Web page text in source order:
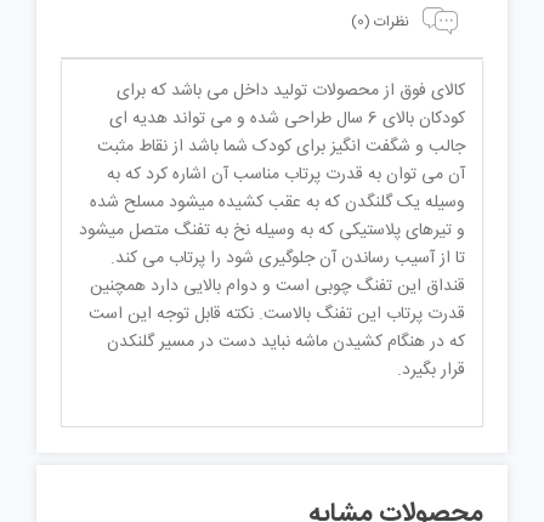
نظرات (0)
کالای فوق از محصولات تولید داخل می باشد که برای
کودکان بالای 6 سال طراحی شده و می تواند هدیه ای
جالب و شگفت انگیز برای کودک شما باشد از نقاط مثبت
آن می توان به قدرت پرتاب مناسب آن اشاره کرد که به
وسیله یک گلنگدن که به عقب کشیده میشود مسلح شده
و تیرهای پلاستیکی که به وسیله نخ به تفنگ متصل میشود
تا از آسیب رساندن آن جلوگیری شود را پرتاب می کند.
قنداق این تفنگ چوبی است و دوام بالایی دارد همچنین
قدرت پرتاب این تفنگ بالاست. نکته قابل توجه این است
که در هنگام کشیدن ماشه نباید دست در مسیر گلنکدن
قرار بگیرد.